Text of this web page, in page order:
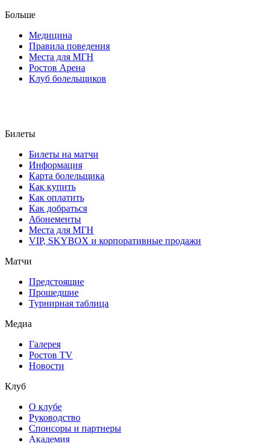
Больше
Медицина
Правила поведения
Места для МГН
Ростов Арена
Клуб болельщиков
Билеты
Билеты на матчи
Информация
Карта болельщика
Как купить
Как оплатить
Как добраться
Абонементы
Места для МГН
VIP, SKYBOX и корпоративные продажи
Матчи
Предстоящие
Прошедшие
Турнирная таблица
Медиа
Галерея
Ростов TV
Новости
Клуб
О клубе
Руководство
Спонсоры и партнеры
Академия